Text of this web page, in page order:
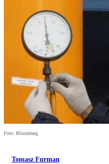
Foto: Bloomberg
Tomasz Furman